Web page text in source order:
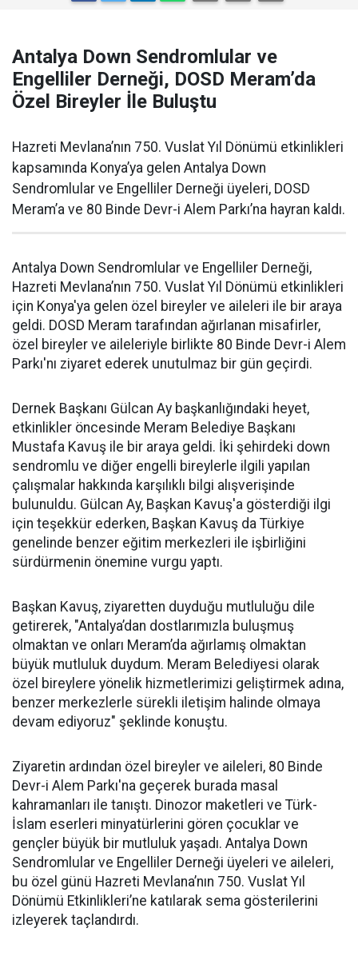
Antalya Down Sendromlular ve
Engelliler Derneği, DOSD Meram’da
Özel Bireyler İle Buluştu
Hazreti Mevlana’nın 750. Vuslat Yıl Dönümü etkinlikleri
kapsamında Konya’ya gelen Antalya Down
Sendromlular ve Engelliler Derneği üyeleri, DOSD
Meram’a ve 80 Binde Devr-i Alem Parkı’na hayran kaldı.
Antalya Down Sendromlular ve Engelliler Derneği,
Hazreti Mevlana’nın 750. Vuslat Yıl Dönümü etkinlikleri
için Konya'ya gelen özel bireyler ve aileleri ile bir araya
geldi. DOSD Meram tarafından ağırlanan misafirler,
özel bireyler ve aileleriyle birlikte 80 Binde Devr-i Alem
Parkı'nı ziyaret ederek unutulmaz bir gün geçirdi.
Dernek Başkanı Gülcan Ay başkanlığındaki heyet,
etkinlikler öncesinde Meram Belediye Başkanı
Mustafa Kavuş ile bir araya geldi. İki şehirdeki down
sendromlu ve diğer engelli bireylerle ilgili yapılan
çalışmalar hakkında karşılıklı bilgi alışverişinde
bulunuldu. Gülcan Ay, Başkan Kavuş'a gösterdiği ilgi
için teşekkür ederken, Başkan Kavuş da Türkiye
genelinde benzer eğitim merkezleri ile işbirliğini
sürdürmenin önemine vurgu yaptı.
Başkan Kavuş, ziyaretten duyduğu mutluluğu dile
getirerek, "Antalya’dan dostlarımızla buluşmuş
olmaktan ve onları Meram’da ağırlamış olmaktan
büyük mutluluk duydum. Meram Belediyesi olarak
özel bireylere yönelik hizmetlerimizi geliştirmek adına,
benzer merkezlerle sürekli iletişim halinde olmaya
devam ediyoruz" şeklinde konuştu.
Ziyaretin ardından özel bireyler ve aileleri, 80 Binde
Devr-i Alem Parkı'na geçerek burada masal
kahramanları ile tanıştı. Dinozor maketleri ve Türk-
İslam eserleri minyatürlerini gören çocuklar ve
gençler büyük bir mutluluk yaşadı. Antalya Down
Sendromlular ve Engelliler Derneği üyeleri ve aileleri,
bu özel günü Hazreti Mevlana’nın 750. Vuslat Yıl
Dönümü Etkinlikleri’ne katılarak sema gösterilerini
izleyerek taçlandırdı.